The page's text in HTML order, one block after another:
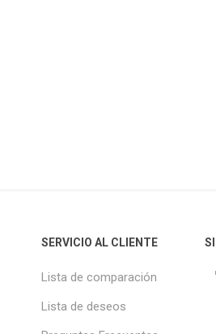
SERVICIO AL CLIENTE
Lista de comparación
Lista de deseos